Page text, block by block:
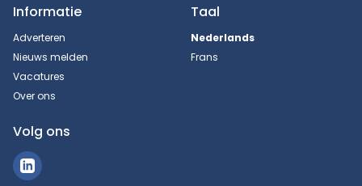
Informatie
Adverteren
Nieuws melden
Vacatures
Over ons
Taal
Nederlands
Frans
Volg ons